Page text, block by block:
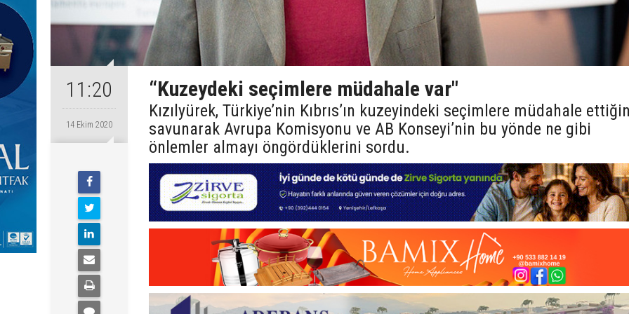
11:20
14 Ekim 2020
“Kuzeydeki seçimlere müdahale var"
Kızılyürek, Türkiye’nin Kıbrıs’ın kuzeyindeki seçimlere müdahale
savunarak Avrupa Komisyonu ve AB Konseyi’nin bu yönde ne gibi
önlemler almayı öngördüklerini sordu.